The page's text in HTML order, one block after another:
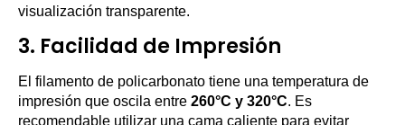
visualización transparente.
3. Facilidad de Impresión
El filamento de policarbonato tiene una temperatura de
impresión que oscila entre 260°C y 320°C. Es
recomendable utilizar una cama caliente para evitar